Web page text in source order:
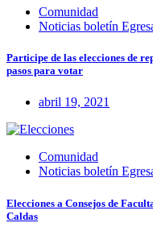
Comunidad
Noticias boletín
Participe de las elecciones de
pasos para votar
abril 19, 2021
Comunidad
Noticias boletín
Elecciones a Consejos de
Caldas